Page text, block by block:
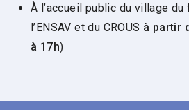
À l’accueil public du village
l’ENSAV et du CROUS à partir
à 17h)